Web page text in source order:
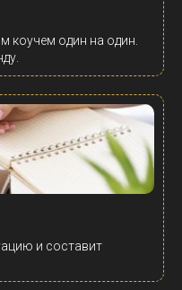
коучем один на один.
и составит